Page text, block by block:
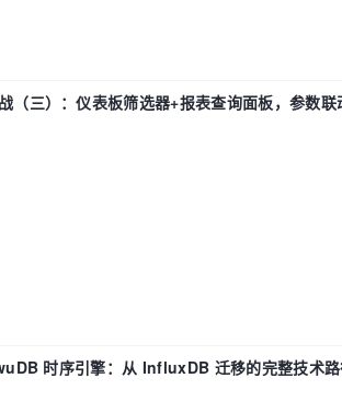
（三）：仪表板筛选器+报表查询面板，参数联
时序引擎：从 InfluxDB 迁移的完整技术